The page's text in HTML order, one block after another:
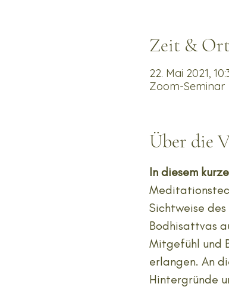
Zeit & Ort
22. Mai 2021,
Zoom-Seminar
Über die
In diesem
Sichtweise
Bodhisattvas
Mitgefühl und
erlangen. An
Hintergründe